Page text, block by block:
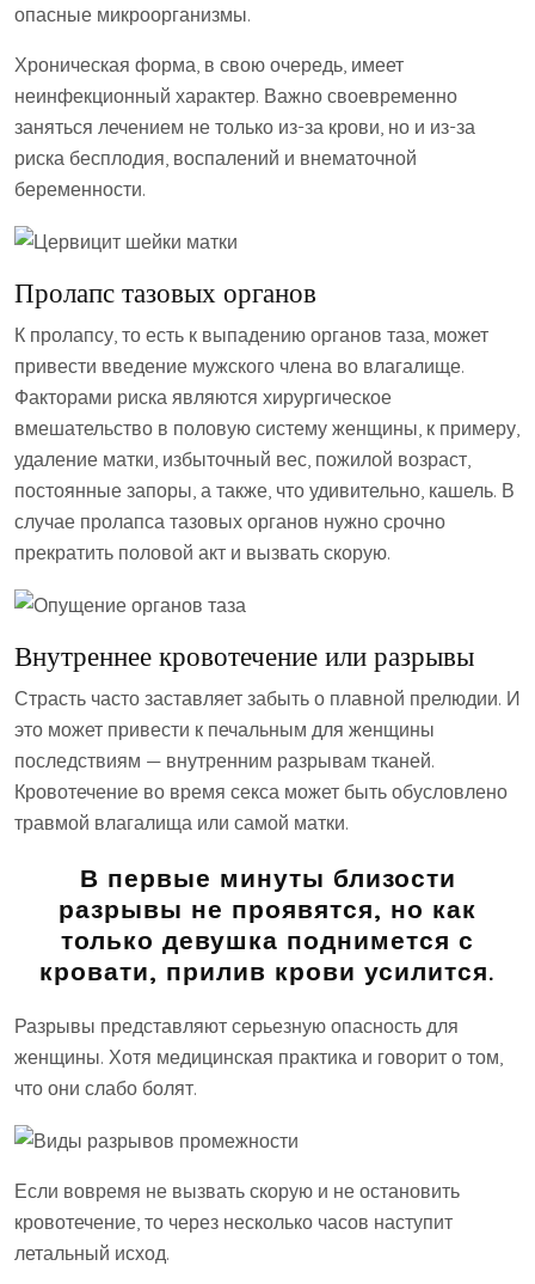
опасные микроорганизмы.
Хроническая форма, в свою очередь, имеет
неинфекционный характер. Важно своевременно
заняться лечением не только из-за крови, но и из-за
риска бесплодия, воспалений и внематочной
беременности.
Пролапс тазовых органов
К пролапсу, то есть к выпадению органов таза, может
привести введение мужского члена во влагалище.
Факторами риска являются хирургическое
вмешательство в половую систему женщины, к примеру,
удаление матки, избыточный вес, пожилой возраст,
постоянные запоры, а также, что удивительно, кашель. В
случае пролапса тазовых органов нужно срочно
прекратить половой акт и вызвать скорую.
Внутреннее кровотечение или разрывы
Страсть часто заставляет забыть о плавной прелюдии. И
это может привести к печальным для женщины
последствиям — внутренним разрывам тканей.
Кровотечение во время секса может быть обусловлено
травмой влагалища или самой матки.
В первые минуты близости
разрывы не проявятся, но как
только девушка поднимется с
кровати, прилив крови усилится.
Разрывы представляют серьезную опасность для
женщины. Хотя медицинская практика и говорит о том,
что они слабо болят.
Если вовремя не вызвать скорую и не остановить
кровотечение, то через несколько часов наступит
летальный исход.